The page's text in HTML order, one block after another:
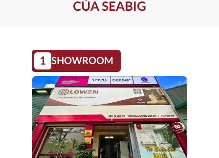
CỦA SEABIG
1 SHOWROOM